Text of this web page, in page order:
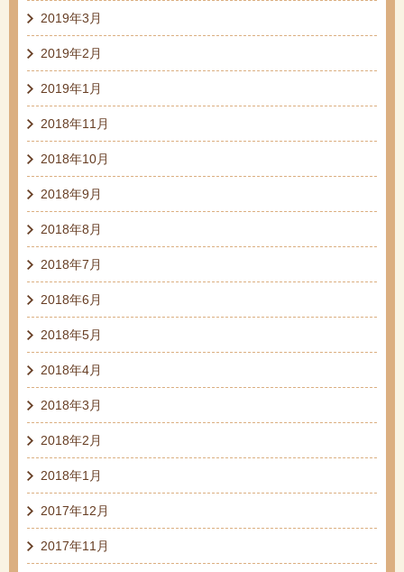
2019年3月
2019年2月
2019年1月
2018年11月
2018年10月
2018年9月
2018年8月
2018年7月
2018年6月
2018年5月
2018年4月
2018年3月
2018年2月
2018年1月
2017年12月
2017年11月